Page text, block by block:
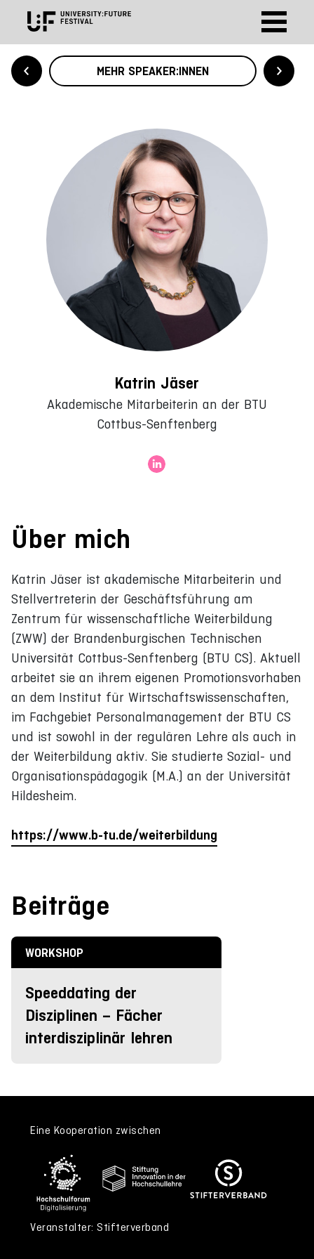
MEHR SPEAKER:INNEN
Katrin Jäser
Akademische Mitarbeiterin an der BTU
Cottbus-Senftenberg
Über mich
Katrin Jäser ist akademische Mitarbeiterin und
Stellvertreterin der Geschäftsführung am
Zentrum für wissenschaftliche Weiterbildung
(ZWW) der Brandenburgischen Technischen
Universität Cottbus-Senftenberg (BTU CS). Aktuell
arbeitet sie an ihrem eigenen Promotionsvorhaben
an dem Institut für Wirtschaftswissenschaften,
im Fachgebiet Personalmanagement der BTU CS
und ist sowohl in der regulären Lehre als auch in
der Weiterbildung aktiv. Sie studierte Sozial- und
Organisationspädagogik (M.A.) an der Universität
Hildesheim.
https://www.b-tu.de/weiterbildung
Beiträge
WORKSHOP
Speeddating der
Disziplinen – Fächer
interdisziplinär lehren
Eine Kooperation zwischen
Veranstalter: Stifterverband